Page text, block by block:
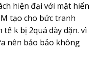
hiện đại với mặt hiển
tạo cho bức tranh
k bị 2quá dày dặn. vì
nên bảo bảo không